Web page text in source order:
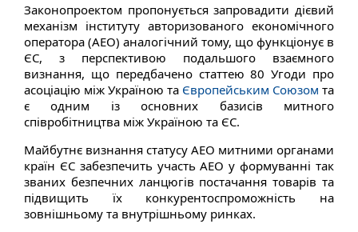
Законопроектом пропонується запровадити дієвий
механізм інституту авторизованого економічного
оператора (АЕО) аналогічний тому, що функціонує в
ЄС, з перспективою подальшого взаємного
визнання, що передбачено статтею 80 Угоди про
асоціацію між Україною та Європейським Союзом та
є одним із основних базисів митного
співробітництва між Україною та ЄС.
Майбутнє визнання статусу АЕО митними органами
країн ЄС забезпечить участь АЕО у формуванні так
званих безпечних ланцюгів постачання товарів та
підвищить їх конкурентоспроможність на
зовнішньому та внутрішньому ринках.